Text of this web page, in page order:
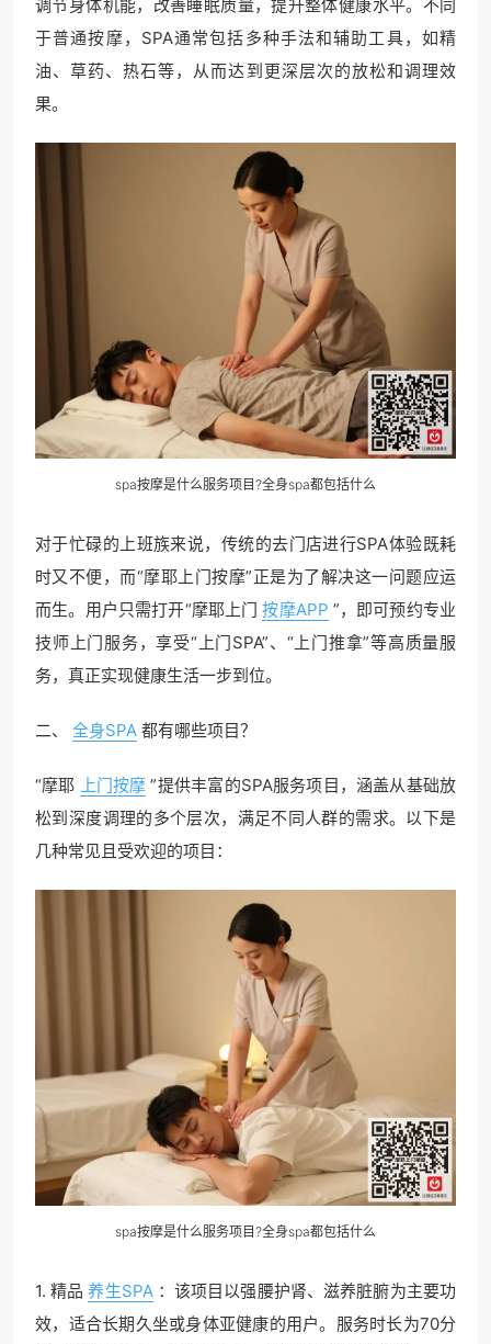
调节身体机能，改善睡眠质量，提升整体健康水平。不同
于普通按摩，SPA通常包括多种手法和辅助工具，如精
油、草药、热石等，从而达到更深层次的放松和调理效
果。
spa按摩是什么服务项目?全身spa都包括什么
对于忙碌的上班族来说，传统的去门店进行SPA体验既耗
时又不便，而“摩耶上门按摩”正是为了解决这一问题应运
而生。用户只需打开“摩耶上门 按摩APP ”，即可预约专业
技师上门服务，享受“上门SPA”、“上门推拿”等高质量服
务，真正实现健康生活一步到位。
二、 全身SPA 都有哪些项目？
“摩耶 上门按摩 ”提供丰富的SPA服务项目，涵盖从基础放
松到深度调理的多个层次，满足不同人群的需求。以下是
几种常见且受欢迎的项目：
spa按摩是什么服务项目?全身spa都包括什么
1. 精品 养生SPA ：该项目以强腰护肾、滋养脏腑为主要功
效，适合长期久坐或身体亚健康的用户。服务时长为70分